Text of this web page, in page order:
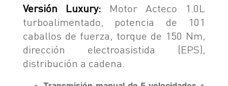
Versión Luxury: Motor Acteco 1.0L
turboalimentado, potencia de 101
caballos de fuerza, torque de 150 Nm,
dirección electroasistida (EPS),
distribución a cadena.